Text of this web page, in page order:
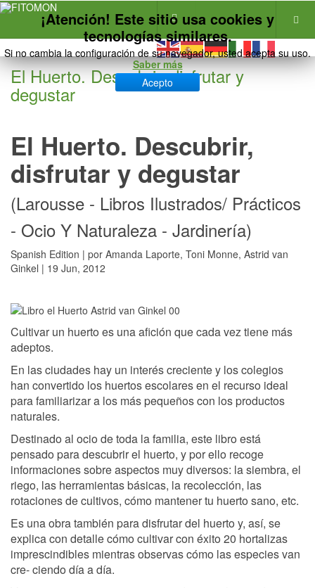
El Huerto. Descubrir, disfrutar y
degustar
El Huerto. Descubrir,
disfrutar y degustar
(Larousse - Libros Ilustrados/ Prácticos
- Ocio Y Naturaleza - Jardinería)
Spanish Edition | por Amanda Laporte, Toni Monne, Astrid van
Ginkel | 19 Jun, 2012
Cultivar un huerto es una afición que cada vez tiene más
adeptos.
En las ciudades hay un interés creciente y los colegios
han convertido los huertos escolares en el recurso ideal
para familiarizar a los más pequeños con los productos
naturales.
Destinado al ocio de toda la familia, este libro está
pensado para descubrir el huerto, y por ello recoge
informaciones sobre aspectos muy diversos: la siembra, el
riego, las herramientas básicas, la recolección, las
rotaciones de cultivos, cómo mantener tu huerto sano, etc.
Es una obra también para disfrutar del huerto y, así, se
explica con detalle cómo cultivar con éxito 20 hortalizas
imprescindibles mientras observas cómo las especies van
cre- ciendo día a día.
¡Atención! Este sitio usa cookies y
tecnologías similares.
Si no cambia la configuración de su navegador, usted acepta su uso.
Saber más
Acepto